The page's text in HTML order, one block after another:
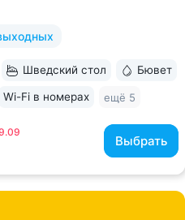
Выбрать
Шведский стол Бювет
Wi-Fi в номерах ещё 5